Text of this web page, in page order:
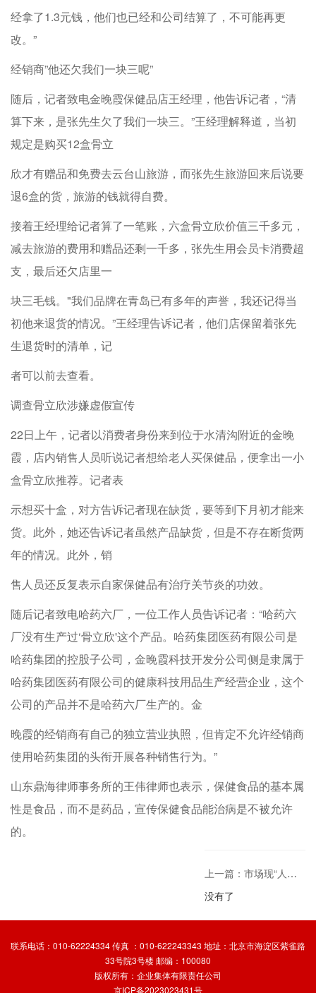
经拿了1.3元钱，他们也已经和公司结算了，不可能再更
改。”
经销商”他还欠我们一块三呢”
随后，记者致电金晚霞保健品店王经理，他告诉记者，“清
算下来，是张先生欠了我们一块三。”王经理解释道，当初
规定是购买12盒骨立
欣才有赠品和免费去云台山旅游，而张先生旅游回来后说要
退6盒的货，旅游的钱就得自费。
接着王经理给记者算了一笔账，六盒骨立欣价值三千多元，
减去旅游的费用和赠品还剩一千多，张先生用会员卡消费超
支，最后还欠店里一
块三毛钱。"我们品牌在青岛已有多年的声誉，我还记得当
初他来退货的情况。”王经理告诉记者，他们店保留着张先
生退货时的清单，记
者可以前去查看。
调查骨立欣涉嫌虚假宣传
22日上午，记者以消费者身份来到位于水清沟附近的金晚
霞，店内销售人员听说记者想给老人买保健品，便拿出一小
盒骨立欣推荐。记者表
示想买十盒，对方告诉记者现在缺货，要等到下月初才能来
货。此外，她还告诉记者虽然产品缺货，但是不存在断货两
年的情况。此外，销
售人员还反复表示自家保健品有治疗关节炎的功效。
随后记者致电哈药六厂，一位工作人员告诉记者：“哈药六
厂没有生产过‘骨立欣'这个产品。哈药集团医药有限公司是
哈药集团的控股子公司，金晚霞科技开发分公司侧是隶属于
哈药集团医药有限公司的健康科技用品生产经营企业，这个
公司的产品并不是哈药六厂生产的。金
晚霞的经销商有自己的独立营业执照，但肯定不允许经销商
使用哈药集团的头衔开展各种销售行为。”
山东鼎海律师事务所的王伟律师也表示，保健食品的基本属
性是食品，而不是药品，宣传保健食品能治病是不被允许
的。
上一篇：市场现“人造猪耳”疑用明胶和塑料制成中国服
没有了
联系电话：010-62224334 传真 ：010-622243343 地址：北京市海淀区紫雀路
33号院3号楼 邮编：100080
版权所有：企业集体有限责任公司
京ICP备2023023431号